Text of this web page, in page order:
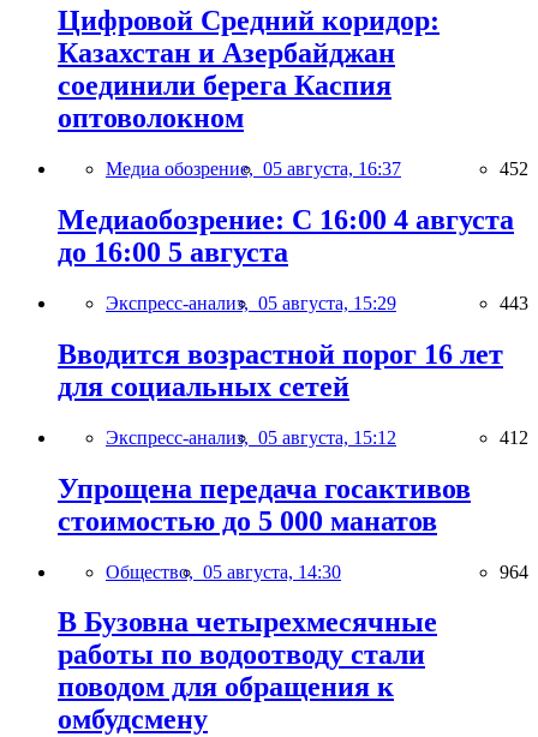
Цифровой Средний коридор:
Казахстан и Азербайджан
соединили берега Каспия
оптоволокном
Медиа обозрение, 05 августа, 16:37 452
Медиаобозрение: С 16:00 4 августа
до 16:00 5 августа
Экспресс-анализ, 05 августа, 15:29 443
Вводится возрастной порог 16 лет
для социальных сетей
Экспресс-анализ, 05 августа, 15:12 412
Упрощена передача госактивов
стоимостью до 5 000 манатов
Общество, 05 августа, 14:30 964
В Бузовна четырехмесячные
работы по водоотводу стали
поводом для обращения к
омбудсмену